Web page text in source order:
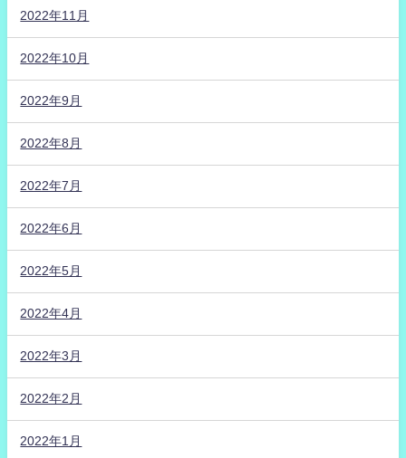
2022年11月
2022年10月
2022年9月
2022年8月
2022年7月
2022年6月
2022年5月
2022年4月
2022年3月
2022年2月
2022年1月